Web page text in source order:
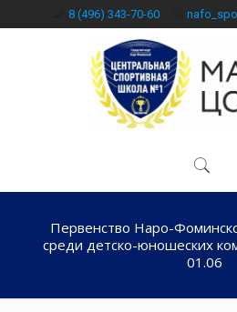
8 (496) 343-70-60
Первенство Наро-
среди детско-юношеских
01.06